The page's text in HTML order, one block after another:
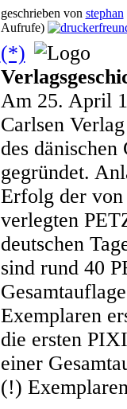
geschrieben von stephan
Aufrufe)
(*)
Am 25. April
Carlsen
des dänischen
gegründet.
Erfolg der von
verlegten
deutschen
sind rund 40
Exemplaren
die ersten
einer
(!)